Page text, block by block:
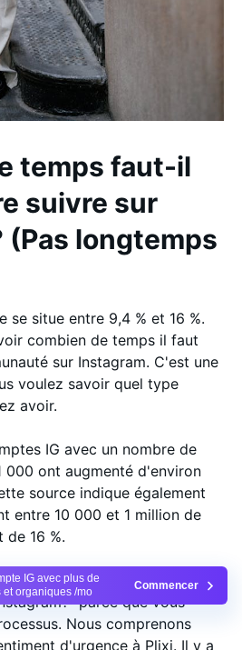
IG avec plus de
et organiques /mo
Commencer
temps faut-il
suivre sur
(Pas longtemps
se situe entre 9,4 % et 16 %.
combien de temps il faut
sur Instagram. C'est une
voulez savoir quel type
avoir.
IG avec un nombre de
000 ont augmenté d'environ
source indique également
entre 10 000 et 1 million de
16 %.
de temps faut-il pour
parce que vous
Nous comprenons
d'urgence à Plixi. Il y a